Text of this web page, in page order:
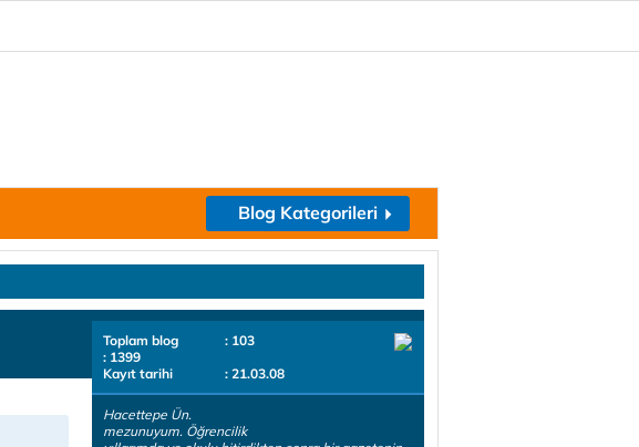
Blog Kategorileri
Toplam blog
: 103
: 1399
Kayıt tarihi
: 21.03.08
Hacettepe Ün.
mezunuyum. Öğrencilik